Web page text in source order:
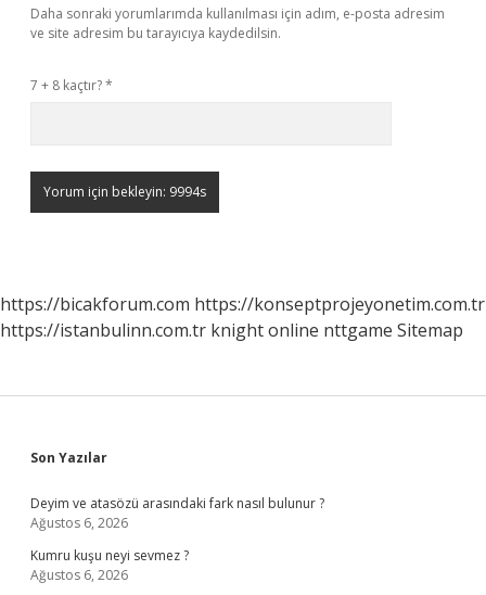
Daha sonraki yorumlarımda kullanılması için adım, e-posta adresim
ve site adresim bu tarayıcıya kaydedilsin.
7 + 8 kaçtır?*
https://bicakforum.com https://konseptprojeyonetim.com.tr
https://istanbulinn.com.tr knight online nttgame Sitemap
Sidebar
Son Yazılar
Deyim ve atasözü arasındaki fark nasıl bulunur ?
Ağustos 6, 2026
Kumru kuşu neyi sevmez ?
Ağustos 6, 2026